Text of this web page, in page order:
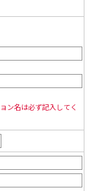
ン名は必ず記入してく